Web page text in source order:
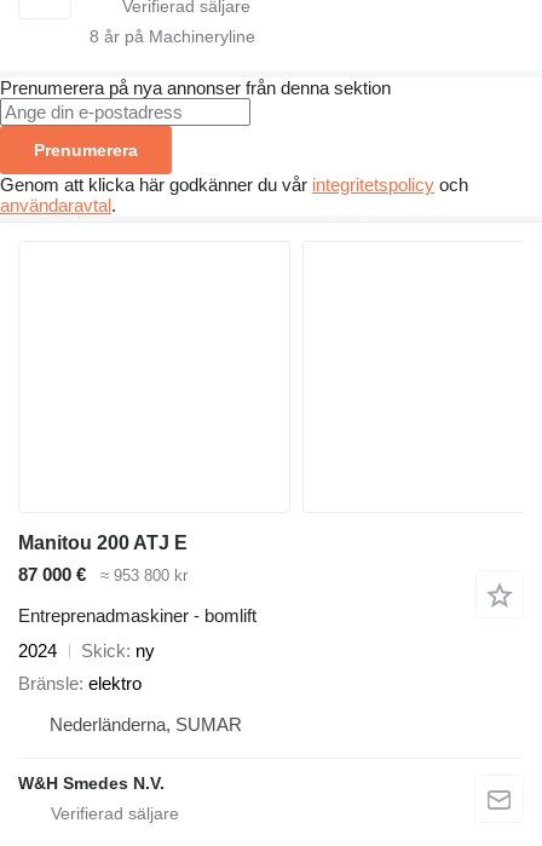
8 år på Machineryline
Prenumerera på nya annonser från denna sektion
Prenumerera
Genom att klicka här godkänner du vår integritetspolicy och
användaravtal.
Manitou 200 ATJ E
87 000 €
≈ 953 800 kr
Entreprenadmaskiner - bomlift
2024
Skick ny
Bränsle elektro
Nederländerna, SUMAR
W&H Smedes N.V.